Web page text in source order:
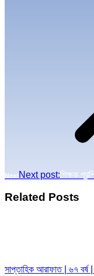
Next Next post:শিক্ষক
Related Posts
সাপ্তাহিক আরাফাত | ৬৭ বর্ষ